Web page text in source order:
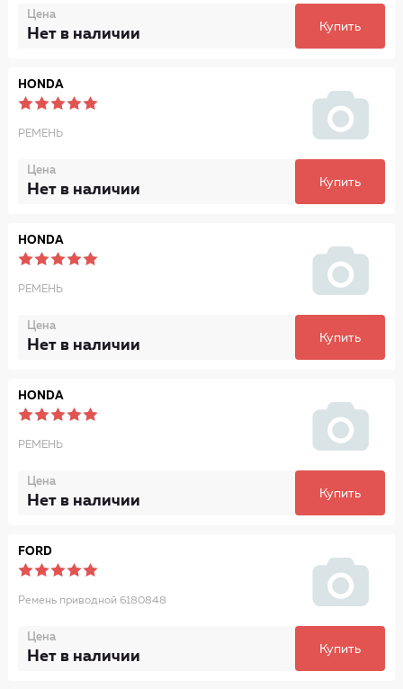
Цена
Нет в наличии Купить
HONDA
РЕМЕНЬ
Цена
Нет в наличии Купить
HONDA
РЕМЕНЬ
Цена
Нет в наличии Купить
HONDA
РЕМЕНЬ
Цена
Нет в наличии Купить
FORD
Ремень приводной 6180848
Цена
Нет в наличии Купить